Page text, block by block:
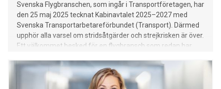
Svenska Flygbranschen, som ingår i Transportföretagen, har
den 25 maj 2025 tecknat Kabinavtalet 2025–2027 med
Svenska Transportarbetareförbundet (Transport). Därmed
upphör alla varsel om stridsåtgärder och strejkrisken är över.
Ett välkommet besked för en flygbransch som redan har